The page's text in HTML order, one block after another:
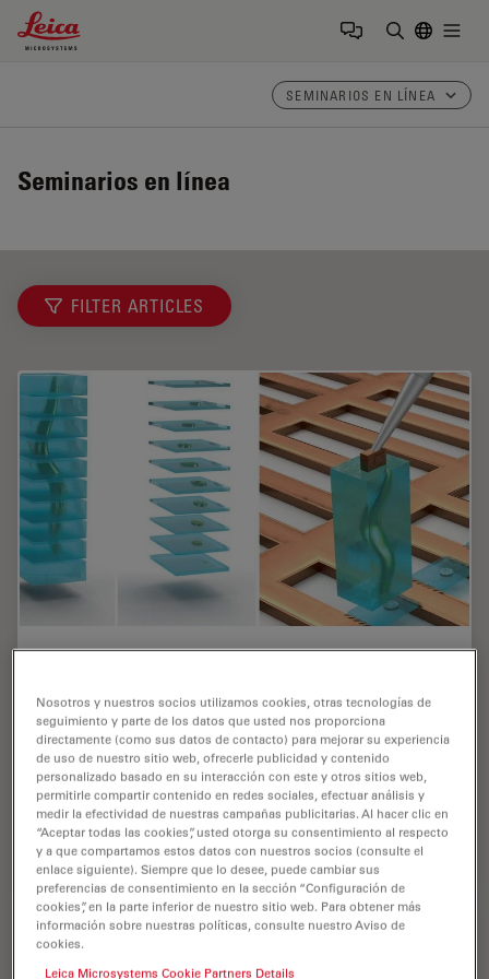
Leica Microsystems Logo
SEMINARIOS EN LÍNEA
Seminarios en línea
FILTER ARTICLES
Cryo-ET Sample Preparation: From Waffle
Cryo-ET sample preparation becomes more demanding
when specimens are thicker, larger, or more complex.
This webinar brings together four perspectives on how
high-pressure freezing can be connected…
Jul 08, 2026 Webinar Congelación a alta presión
Nosotros y nuestros socios utilizamos cookies, otras tecnologías de
seguimiento y parte de los datos que usted nos proporciona
directamente (como sus datos de contacto) para mejorar su experiencia
de uso de nuestro sitio web, ofrecerle publicidad y contenido
personalizado basado en su interacción con este y otros sitios web,
permitirle compartir contenido en redes sociales, efectuar análisis y
medir la efectividad de nuestras campañas publicitarias. Al hacer clic en
“Aceptar todas las cookies”, usted otorga su consentimiento al respecto
y a que compartamos estos datos con nuestros socios (consulte el
enlace siguiente). Siempre que lo desee, puede cambiar sus
preferencias de consentimiento en la sección “Configuración de
cookies”, en la parte inferior de nuestro sitio web. Para obtener más
información sobre nuestras políticas, consulte nuestro Aviso de
cookies.
Leica Microsystems Cookie Partners Details